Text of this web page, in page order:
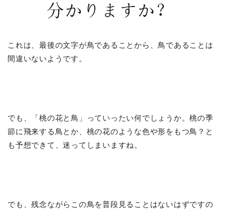
これは、最後の文字が鳥であることから、鳥であることは
間違いないようです。
でも、「桃の花と鳥」っていったい何でしょうか。桃の季
節に飛来する鳥とか、桃の花のような色や形をもつ鳥？と
も予想できて、迷ってしまいますね。
でも、残念ながらこの鳥を普段見ることはないはずですの